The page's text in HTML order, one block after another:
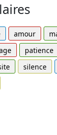
amour
patience
silence